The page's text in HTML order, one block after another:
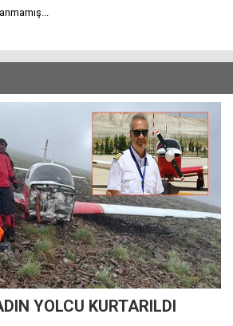
YOLCU KURTARILDI